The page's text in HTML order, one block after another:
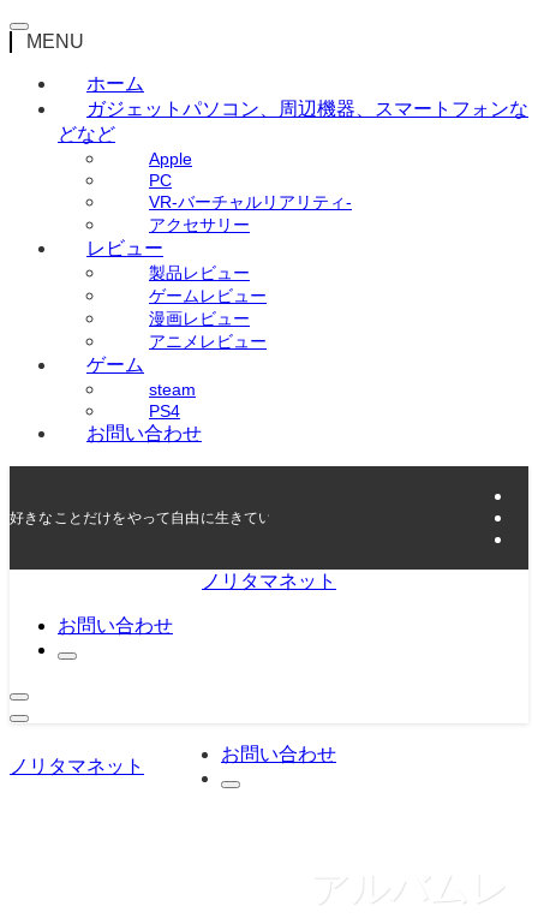
MENU
ホーム
ガジェット パソコン、周辺機器、スマートフォンな
どなど
Apple
PC
VR-バーチャルリアリティ-
アクセサリー
レビュー
製品レビュー
ゲームレビュー
漫画レビュー
アニメレビュー
ゲーム
steam
PS4
お問い合わせ
好きなことだけをやって自由に生きていく
ノリタマネット
お問い合わせ
ノリタマネット
お問い合わせ
アルバムレ